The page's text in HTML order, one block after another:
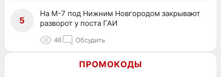
5
На М-7 под Нижним Новгородом закрывают
разворот у поста ГАИ
46 Обсудить
ПРОМОКОДЫ